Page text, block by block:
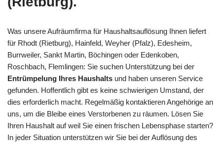
Was unsere Aufräumfirma für Haushaltsauflösung Ihnen liefert
für Rhodt (Rietburg), Hainfeld, Weyher (Pfalz), Edesheim,
Burrweiler, Sankt Martin, Böchingen oder Edenkoben,
Roschbach, Flemlingen: Sie suchen Unterstützung bei der
Entrümpelung Ihres Haushalts und haben unseren Service
gefunden. Hoffentlich gibt es keine schwierigen Umstand, der
dies erforderlich macht. Regelmäßig kontaktieren Angehörige an
uns, um die Bleibe eines Verstorbenen zu räumen. Lösen Sie
Ihren Haushalt auf weil Sie einen frischen Lebensphase starten?
In jeder Situation unterstützen wir Sie bei der Auflösung des